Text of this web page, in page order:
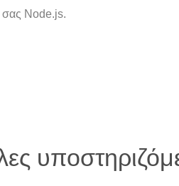
σας Node.js.